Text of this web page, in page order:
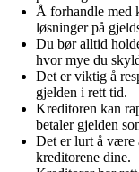
Å forhandle med
løsninger på
Du bør alltid
hvor mye du
Det er viktig å
gjelden i rett tid.
Kreditoren kan
betaler gjelden
Det er lurt å være
kreditorene dine.